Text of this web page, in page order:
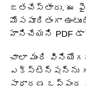
జతచేస్తారు. ఈ
మోసపూరితంగా
హానిచేయని PDF
చాలా మంది
ఎక్స్టెన్షన్‌ను
సాధారణ ఒప్పంద